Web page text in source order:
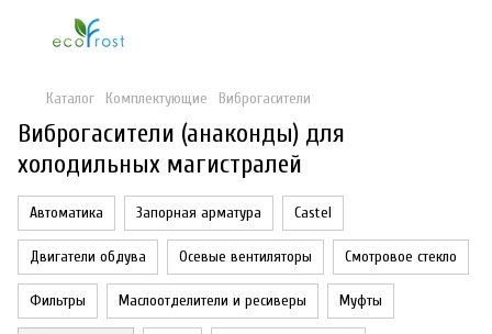
Каталог Комплектующие Виброгасители
Виброгасители (анаконды) для
холодильных магистралей
Автоматика Запорная арматура Castel
Двигатели обдува Осевые вентиляторы Смотровое стекло
Фильтры Маслоотделители и ресиверы Муфты